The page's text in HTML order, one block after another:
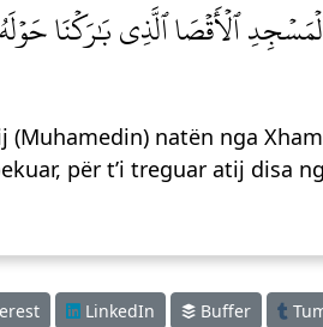
ٱلۡأَقۡصَا ٱلَّذِي بَٰرَكۡنَا
natën nga
për t’i treguar atij disa
LinkedIn Buffer